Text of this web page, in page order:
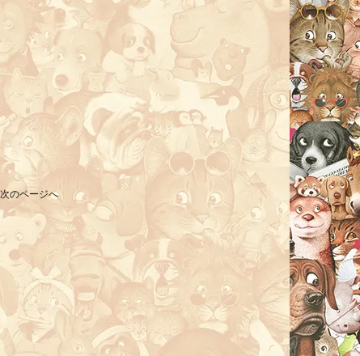
次のページへ